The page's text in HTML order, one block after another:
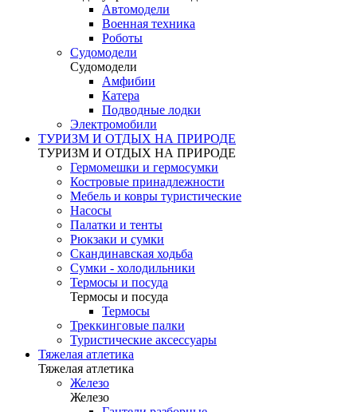
Автомодели
Военная техника
Роботы
Судомодели
Судомодели
Амфибии
Катера
Подводные лодки
Электромобили
ТУРИЗМ И ОТДЫХ НА ПРИРОДЕ
ТУРИЗМ И ОТДЫХ НА ПРИРОДЕ
Гермомешки и гермосумки
Костровые принадлежности
Мебель и ковры туристические
Насосы
Палатки и тенты
Рюкзаки и сумки
Скандинавская ходьба
Сумки - холодильники
Термосы и посуда
Термосы и посуда
Термосы
Треккинговые палки
Туристические аксессуары
Тяжелая атлетика
Тяжелая атлетика
Железо
Железо